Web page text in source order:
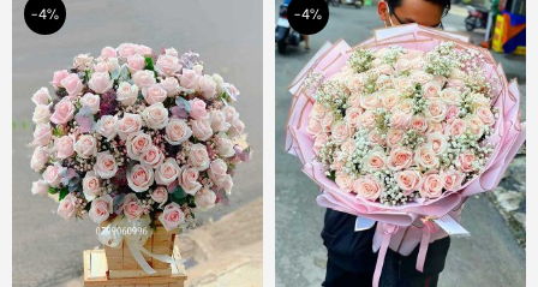
-4% -4%